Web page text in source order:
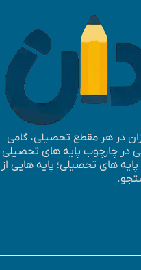
در هر مقطع تحصیلی، گامی
در چارچوب پایه های تحصیلی
های تحصیلی؛ پایه ­هایی از